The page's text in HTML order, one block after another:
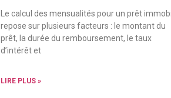
Le calcul des mensualités pour un prêt
repose sur plusieurs facteurs : le montant du
prêt, la durée du remboursement, le taux
d’intérêt et
LIRE PLUS »